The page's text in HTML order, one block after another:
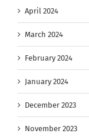
April 2024
March 2024
February 2024
January 2024
December 2023
November 2023